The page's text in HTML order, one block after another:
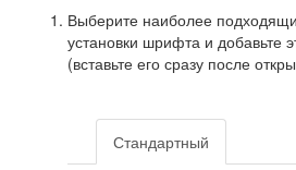
Выберите наиболее
установки шрифта и добавьте
(вставьте его сразу после
Стандартный